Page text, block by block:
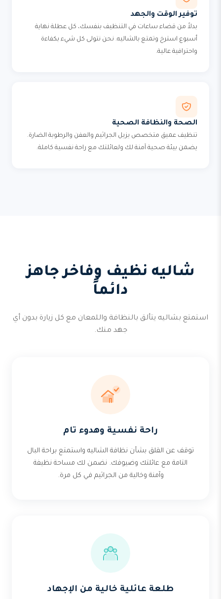
توفير الوقت والجهد
بدلاً من قضاء ساعات في التنظيف بنفسك، كل عطلة نهاية
أسبوع استرخ وتمتع بالشاليه. نحن نتولى كل شيء بكفاءة
واحترافية عالية.
الصحة والنظافة الصحية
تنظيف عميق متخصص يزيل الجراثيم والعفن والرطوبة الضارة.
يضمن بيئة صحية آمنة لك ولعائلتك مع راحة نفسية كاملة.
شاليه نظيف وفاخر جاهز
دائماً
استمتع بشاليه يتألق بالنظافة واللمعان مع كل زيارة بدون أي
جهد منك.
راحة نفسية وهدوء تام
توقف عن القلق بشأن نظافة الشاليه واستمتع براحة البال
التامة مع عائلتك وضيوفك. نضمن لك مساحة نظيفة
وآمنة وخالية من الجراثيم في كل مرة.
طلعة عائلية خالية من الإجهاد